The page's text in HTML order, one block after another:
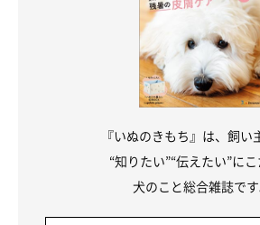
『いぬのきもち』は、飼い
“知りたい”“伝えたい”に
犬のこと総合雑誌です